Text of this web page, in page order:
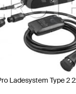
Ladesystem Type 2